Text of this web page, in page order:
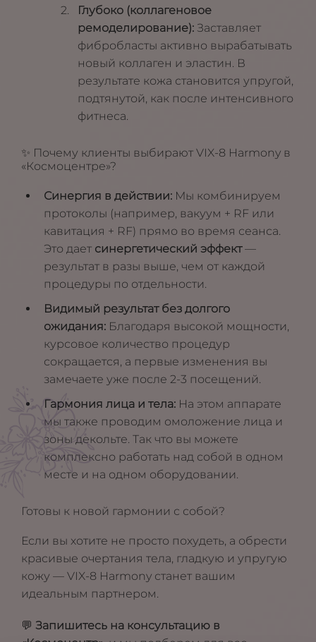
Глубоко (коллагеновое
ремоделирование): Заставляет
фибробласты активно вырабатывать
новый коллаген и эластин. В
результате кожа становится упругой,
подтянутой, как после интенсивного
фитнеса.
✨ Почему клиенты выбирают VIX-8 Harmony в
«Космоцентре»?
Синергия в действии: Мы комбинируем
протоколы (например, вакуум + RF или
кавитация + RF) прямо во время сеанса.
Это дает синергетический эффект —
результат в разы выше, чем от каждой
процедуры по отдельности.
Видимый результат без долгого
ожидания: Благодаря высокой мощности,
курсовое количество процедур
сокращается, а первые изменения вы
замечаете уже после 2-3 посещений.
Гармония лица и тела: На этом аппарате
мы также проводим омоложение лица и
зоны декольте. Так что вы можете
комплексно работать над собой в одном
месте и на одном оборудовании.
Готовы к новой гармонии с собой?
Если вы хотите не просто похудеть, а обрести
красивые очертания тела, гладкую и упругую
кожу — VIX-8 Harmony станет вашим
идеальным партнером.
💬 Запишитесь на консультацию в